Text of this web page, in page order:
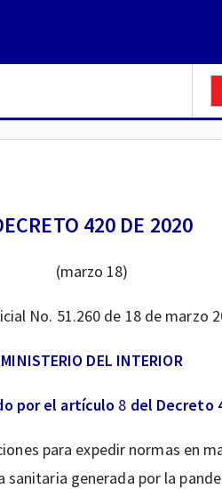
420 DE 2020
(marzo 18)
No. 51.260 de 18 de marzo
MINISTERIO DEL INTERIOR
por el artículo 8 del Decreto
para expedir normas en
generada por la